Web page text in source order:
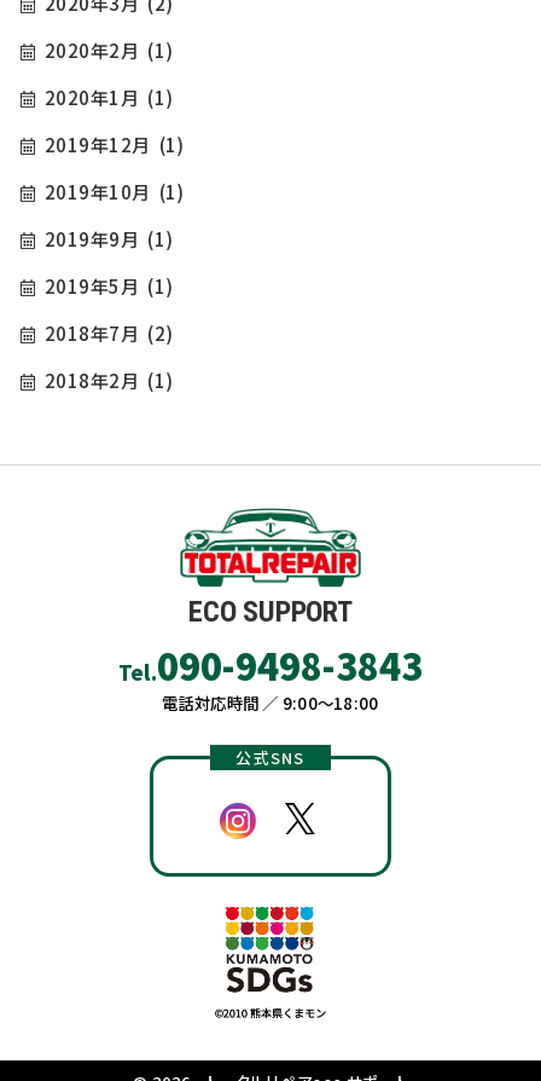
2020年2月 (1)
2020年1月 (1)
2019年12月 (1)
2019年10月 (1)
2019年9月 (1)
2019年5月 (1)
2018年7月 (2)
2018年2月 (1)
ECO SUPPORT
Tel.090-9498-3843
電話対応時間 ／ 9:00〜18:00
公式SNS